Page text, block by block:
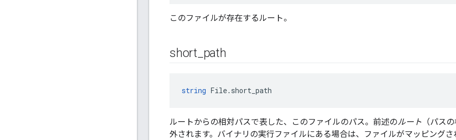
このファイルが存在するルート。
short path
string File.short_path
ルートからの相対パスで表した、このファイルのパス。前述のルート （パス
外されます。バイナリの実行ファイルにある場合は、ファイルがマッピング